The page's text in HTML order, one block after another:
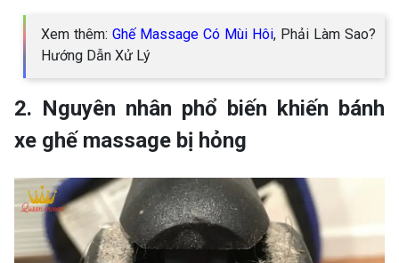
Xem thêm: Ghế Massage Có Mùi Hôi, Phải Làm Sao?
Hướng Dẫn Xử Lý
2. Nguyên nhân phổ biến khiến bánh
xe ghế massage bị hỏng